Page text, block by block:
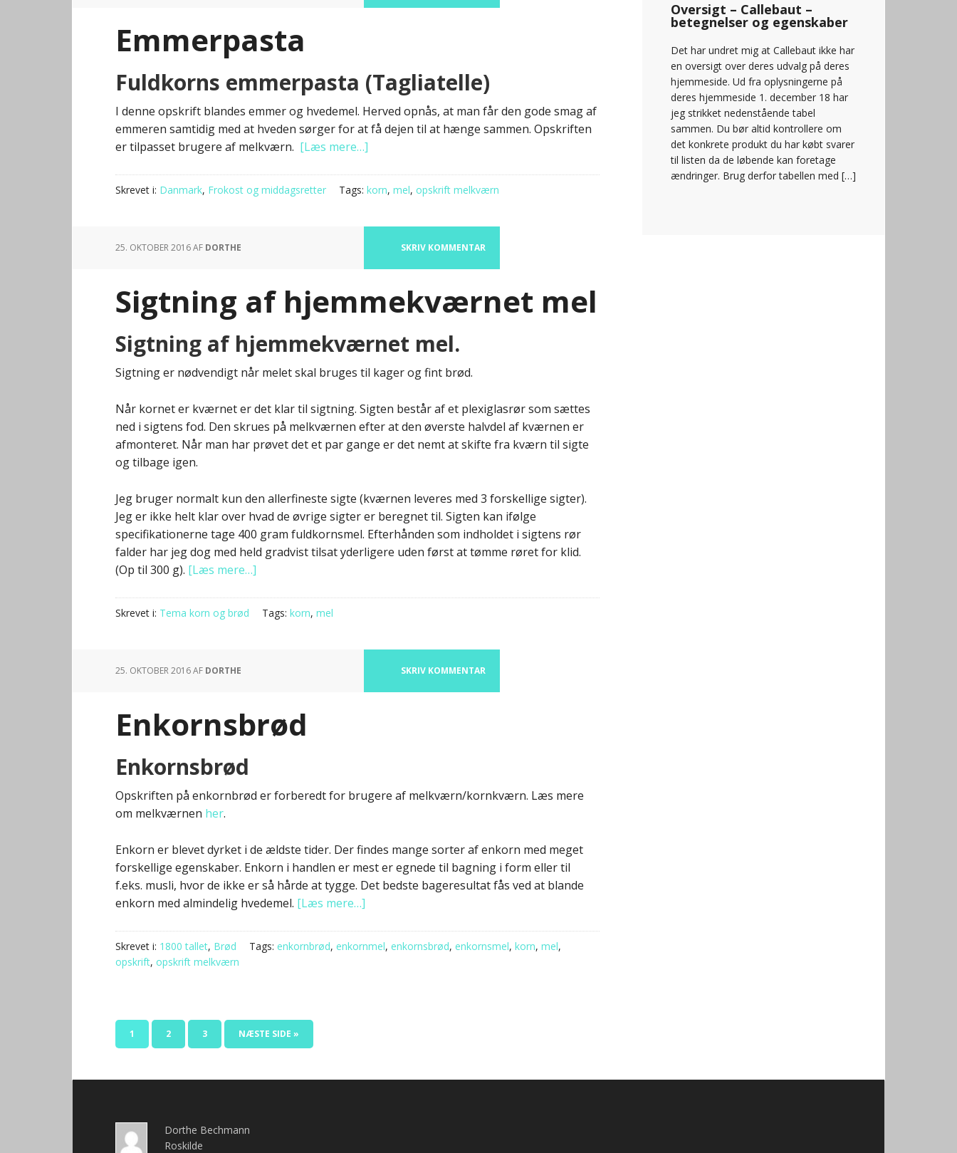
Emmerpasta
Fuldkorns emmerpasta (Tagliatelle)
I denne opskrift blandes emmer og hvedemel. Herved opnås, at man får den gode smag af
emmeren samtidig med at hveden sørger for at få dejen til at hænge sammen. Opskriften
er tilpasset brugere af melkværn. [Læs mere…]
Skrevet i: Danmark, Frokost og middagsretter Tags: korn, mel, opskrift melkværn
25. OKTOBER 2016AF DORTHE SKRIV KOMMENTAR
Sigtning af hjemmekværnet mel
Sigtning af hjemmekværnet mel.
Sigtning er nødvendigt når melet skal bruges til kager og fint brød.
Når kornet er kværnet er det klar til sigtning. Sigten består af et plexiglasrør som sættes
ned i sigtens fod. Den skrues på melkværnen efter at den øverste halvdel af kværnen er
afmonteret. Når man har prøvet det et par gange er det nemt at skifte fra kværn til sigte
og tilbage igen.
Jeg bruger normalt kun den allerfineste sigte (kværnen leveres med 3 forskellige sigter).
Jeg er ikke helt klar over hvad de øvrige sigter er beregnet til. Sigten kan ifølge
specifikationerne tage 400 gram fuldkornsmel. Efterhånden som indholdet i sigtens rør
falder har jeg dog med held gradvist tilsat yderligere uden først at tømme røret for klid.
(Op til 300 g). [Læs mere…]
Skrevet i: Tema korn og brød Tags: korn, mel
25. OKTOBER 2016AF DORTHE SKRIV KOMMENTAR
Enkornsbrød
Enkornsbrød
Opskriften på enkornbrød er forberedt for brugere af melkværn/kornkværn. Læs mere
om melkværnen her.
Enkorn er blevet dyrket i de ældste tider. Der findes mange sorter af enkorn med meget
forskellige egenskaber. Enkorn i handlen er mest er egnede til bagning i form eller til
f.eks. musli, hvor de ikke er så hårde at tygge. Det bedste bageresultat fås ved at blande
enkorn med almindelig hvedemel. [Læs mere…]
Skrevet i: 1800 tallet, Brød Tags: enkornbrød, enkornmel, enkornsbrød, enkornsmel, korn, mel,
opskrift, opskrift melkværn
1 2 3 NÆSTE SIDE »
Oversigt – Callebaut –
betegnelser og egenskaber
Det har undret mig at Callebaut ikke har
en oversigt over deres udvalg på deres
hjemmeside. Ud fra oplysningerne på
deres hjemmeside 1. december 18 har
jeg strikket nedenstående tabel
sammen. Du bør altid kontrollere om
det konkrete produkt du har købt svarer
til listen da de løbende kan foretage
ændringer. Brug derfor tabellen med […]
Dorthe Bechmann
Roskilde